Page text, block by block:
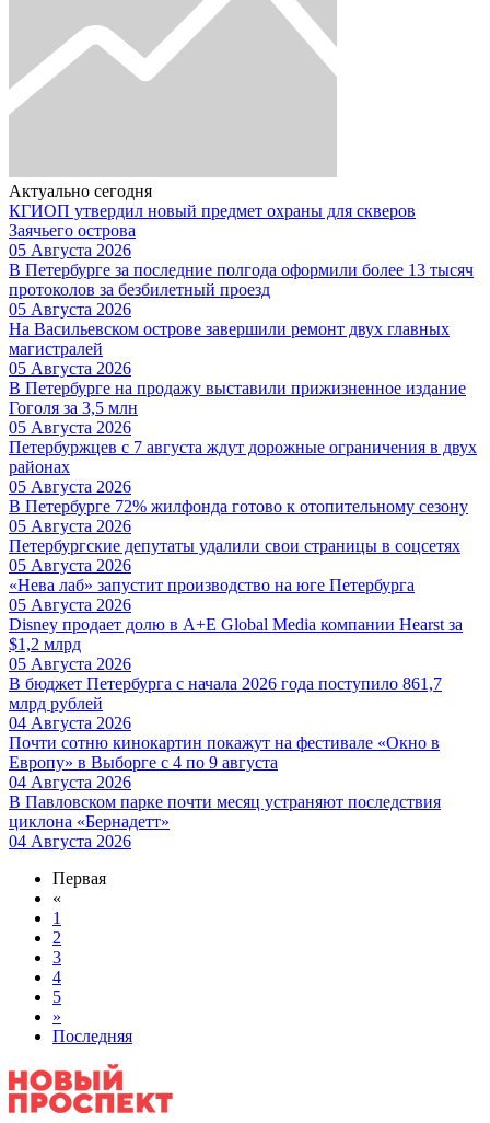
Актуально сегодня
КГИОП утвердил новый предмет охраны для скверов
Заячьего острова
05 Августа 2026
В Петербурге за последние полгода оформили более 13 тысяч
протоколов за безбилетный проезд
05 Августа 2026
На Васильевском острове завершили ремонт двух главных
магистралей
05 Августа 2026
В Петербурге на продажу выставили прижизненное издание
Гоголя за 3,5 млн
05 Августа 2026
Петербуржцев с 7 августа ждут дорожные ограничения в двух
районах
05 Августа 2026
В Петербурге 72% жилфонда готово к отопительному сезону
05 Августа 2026
Петербургские депутаты удалили свои страницы в соцсетях
05 Августа 2026
«Нева лаб» запустит производство на юге Петербурга
05 Августа 2026
Disney продает долю в A+E Global Media компании Hearst за
$1,2 млрд
05 Августа 2026
В бюджет Петербурга с начала 2026 года поступило 861,7
млрд рублей
04 Августа 2026
Почти сотню кинокартин покажут на фестивале «Окно в
Европу» в Выборге с 4 по 9 августа
04 Августа 2026
В Павловском парке почти месяц устраняют последствия
циклона «Бернадетт»
04 Августа 2026
Первая
«
1
2
3
4
5
»
Последняя